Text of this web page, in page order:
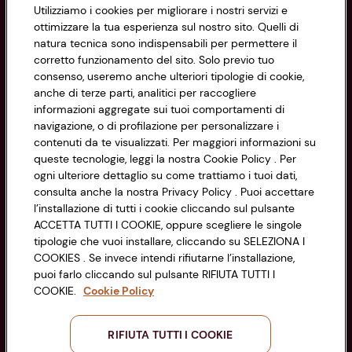
Informazioni
Privacy Policy
Cookie Policy
Impostazioni Cookie
Accessibilità
CONAD SOCIETÀ COOPERATIVA
Via Michelino, 59 | 40127 BOLOGNA
Codice Fiscale e Registro Imprese
di Bologna 00865960157
PARTITA IVA 03320960374
Servizio clienti
Seguici sui Social:
Utilizziamo i cookies per migliorare i nostri servizi e
ottimizzare la tua esperienza sul nostro sito. Quelli di
natura tecnica sono indispensabili per permettere il
corretto funzionamento del sito. Solo previo tuo
consenso, useremo anche ulteriori tipologie di cookie,
anche di terze parti, analitici per raccogliere
informazioni aggregate sui tuoi comportamenti di
navigazione, o di profilazione per personalizzare i
contenuti da te visualizzati. Per maggiori informazioni su
queste tecnologie, leggi la nostra Cookie Policy . Per
ogni ulteriore dettaglio su come trattiamo i tuoi dati,
consulta anche la nostra Privacy Policy . Puoi accettare
l’installazione di tutti i cookie cliccando sul pulsante
ACCETTA TUTTI I COOKIE, oppure scegliere le singole
tipologie che vuoi installare, cliccando su SELEZIONA I
COOKIES . Se invece intendi rifiutarne l’installazione,
puoi farlo cliccando sul pulsante RIFIUTA TUTTI I
COOKIE. Cookie Policy
RIFIUTA TUTTI I COOKIE